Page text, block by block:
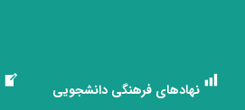
نهادهای فرهنگی دانشجویی